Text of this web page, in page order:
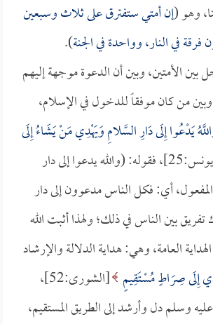
وهو (إن أمتي ستفترق على ثلاث وسبعين
في النار، وواحدة في الجنة).
بين الأمتين، وبين أن الدعوة موجهة إليهم
من كان موفقاً للدخول في الإسلام،
يَدْعُوا إِلَى دَارِ السَّلامِ وَيَهْدِي مَنْ يَشَاءُ إِلَى
[يونس:25]، فقوله: (والله يدعوا إلى دار
أي: فكل الناس مدعوون إلى دار
بين الناس في ذلك؛ ولهذا أثبت الله
العامة، وهي: هداية الدلالة والإرشاد
إِلَى صِرَاطٍ مُسْتَقِيمٍ
[الشورى:52]،
وسلم دل وأرشد إلى الطريق المستقيم،